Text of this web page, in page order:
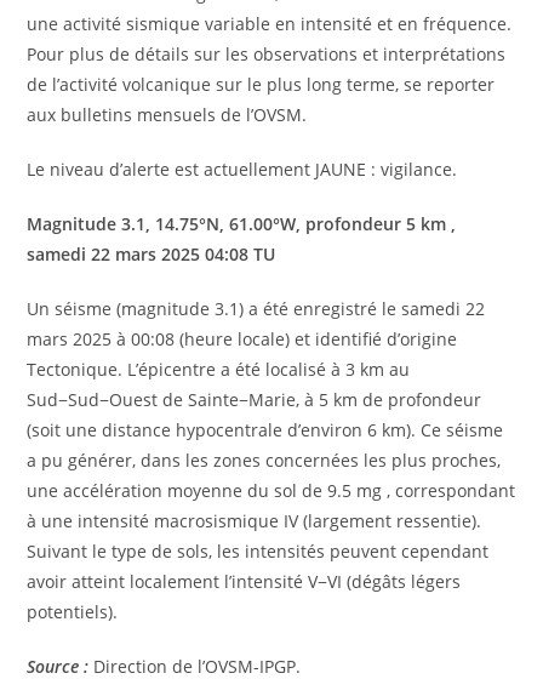
une activité sismique variable en intensité et en fréquence.
Pour plus de détails sur les observations et interprétations
de l’activité volcanique sur le plus long terme, se reporter
aux bulletins mensuels de l’OVSM.
Le niveau d’alerte est actuellement JAUNE : vigilance.
Magnitude 3.1, 14.75°N, 61.00°W, profondeur 5 km ,
samedi 22 mars 2025 04:08 TU
Un séisme (magnitude 3.1) a été enregistré le samedi 22
mars 2025 à 00:08 (heure locale) et identifié d’origine
Tectonique. L’épicentre a été localisé à 3 km au
Sud−Sud−Ouest de Sainte−Marie, à 5 km de profondeur
(soit une distance hypocentrale d’environ 6 km). Ce séisme
a pu générer, dans les zones concernées les plus proches,
une accélération moyenne du sol de 9.5 mg , correspondant
à une intensité macrosismique IV (largement ressentie).
Suivant le type de sols, les intensités peuvent cependant
avoir atteint localement l’intensité V−VI (dégâts légers
potentiels).
Source : Direction de l’OVSM-IPGP.